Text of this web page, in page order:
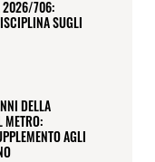
2026/706:
SUGLI
DELLA
METRO:
AGLI